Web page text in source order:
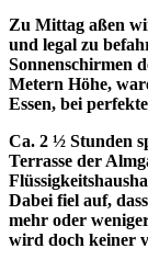
Zu Mittag aßen
und legal zu
Sonnenschirmen
Metern Höhe,
Essen, bei
Ca. 2 ½ Stunden
Terrasse der
Dabei fiel auf,
mehr oder
wird doch keiner